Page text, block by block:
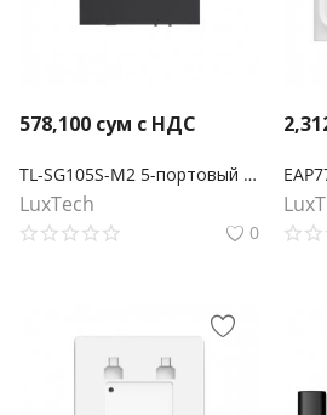
578,100 сум с НДС
TL-SG105S-M2 5-портовый настольный мультигигабитный коммутатор 2,5G
LuxTech
0